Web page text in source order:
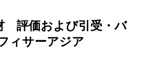
評価および引受・バ
ィサーアジア